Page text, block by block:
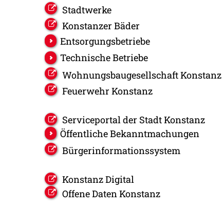
Stadtwerke
Konstanzer Bäder
Entsorgungsbetriebe
Technische Betriebe
Wohnungsbaugesellschaft Konstanz
Feuerwehr Konstanz
Serviceportal der Stadt Konstanz
Öffentliche Bekanntmachungen
Bürgerinformationssystem
Konstanz Digital
Offene Daten Konstanz